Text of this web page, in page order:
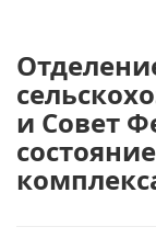
и Совет